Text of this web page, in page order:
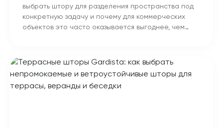
выбрать штору для разделения пространства под
конкретную задачу и почему для коммерческих
объектов это часто оказывается выгоднее, чем